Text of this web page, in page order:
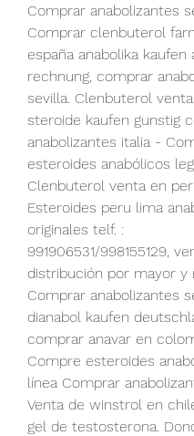
Comprar anabolizantes
Comprar clenbuterol
españa anabolika kaufen
rechnung, comprar
sevilla. Clenbuterol
steroide kaufen gunstig
anabolizantes italia -
esteroides anabólicos
Clenbuterol venta en
Esteroides peru lima
originales telf. :
991906531/998155129,
distribución por mayor y
Comprar anabolizantes
dianabol kaufen
comprar anavar en
Compre esteroides
línea Comprar
Venta de winstrol en
gel de testosterona.